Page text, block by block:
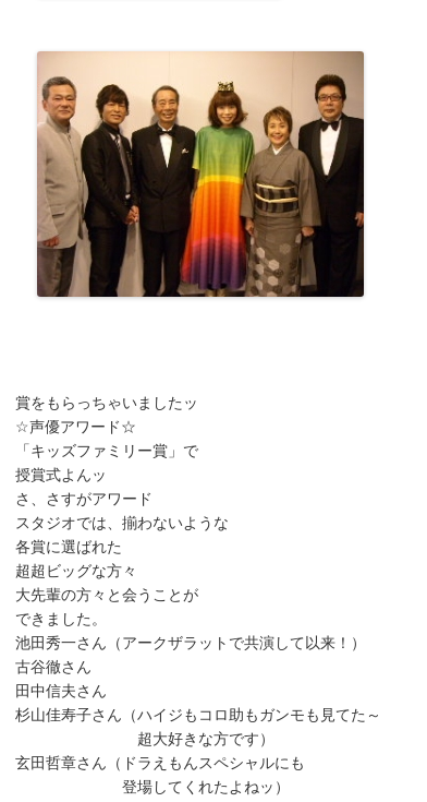
賞をもらっちゃいましたッ
☆声優アワード☆
「キッズファミリー賞」で
授賞式よんッ
さ、さすがアワード
スタジオでは、揃わないような
各賞に選ばれた
超超ビッグな方々
大先輩の方々と会うことが
できました。
池田秀一さん（アークザラットで共演して以来！）
古谷徹さん
田中信夫さん
杉山佳寿子さん（ハイジもコロ助もガンモも見てた～
超大好きな方です）
玄田哲章さん（ドラえもんスペシャルにも
登場してくれたよねッ）